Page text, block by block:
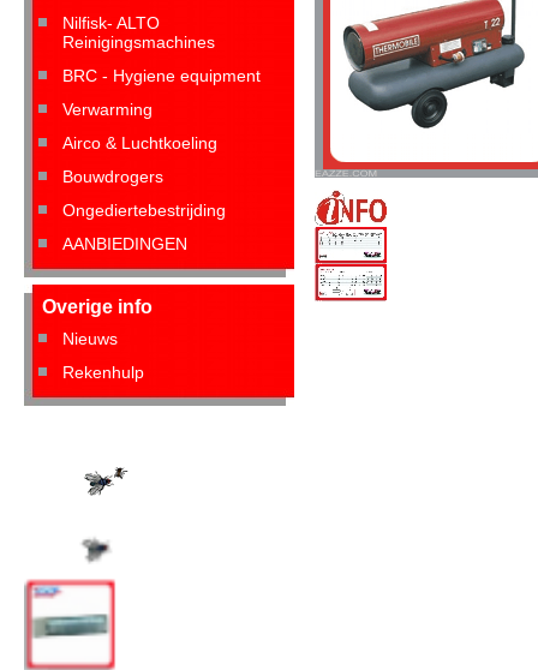
Nilfisk- ALTO
Reinigingsmachines
BRC - Hygiene equipment
Verwarming
Airco & Luchtkoeling
Bouwdrogers
Ongediertebestrijding
AANBIEDINGEN
Overige info
Nieuws
Rekenhulp
AGR30iAE